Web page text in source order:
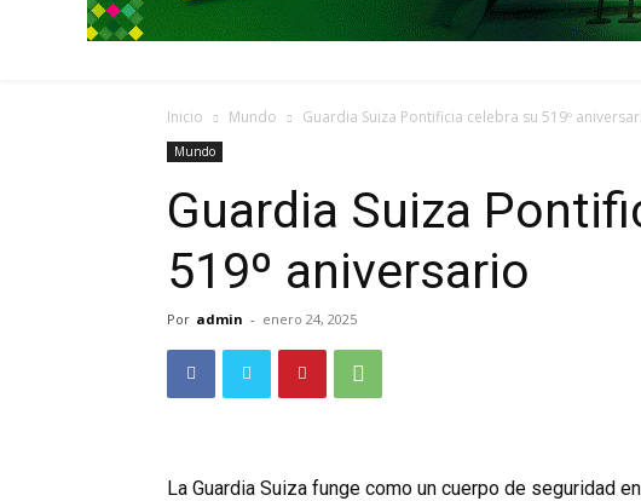
Inicio Mundo Guardia Suiza Pontificia celebra su 519º
Mundo
Guardia Suiza
519º aniversario
Por admin - enero 24, 2025
La Guardia Suiza funge como un cuerpo de seguridad